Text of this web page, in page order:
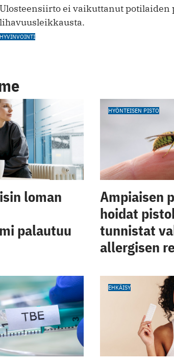
Ulosteensiirto ei vaikuttanut potilaiden
lihavuusleikkausta.
HYVINVOINTI
loman
palautuu
HYÖNTEISEN PISTO
Ampiaisen
hoidat
tunnistat
allergisen
EHKÄISY